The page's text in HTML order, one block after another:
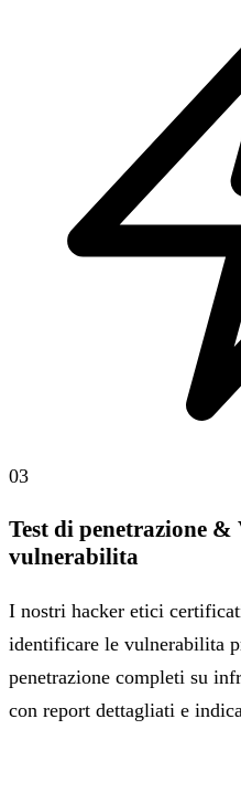
03
Test di penetrazione &
vulnerabilita
I nostri hacker etici
identificare le vulnerabilita
penetrazione completi su
con report dettagliati e